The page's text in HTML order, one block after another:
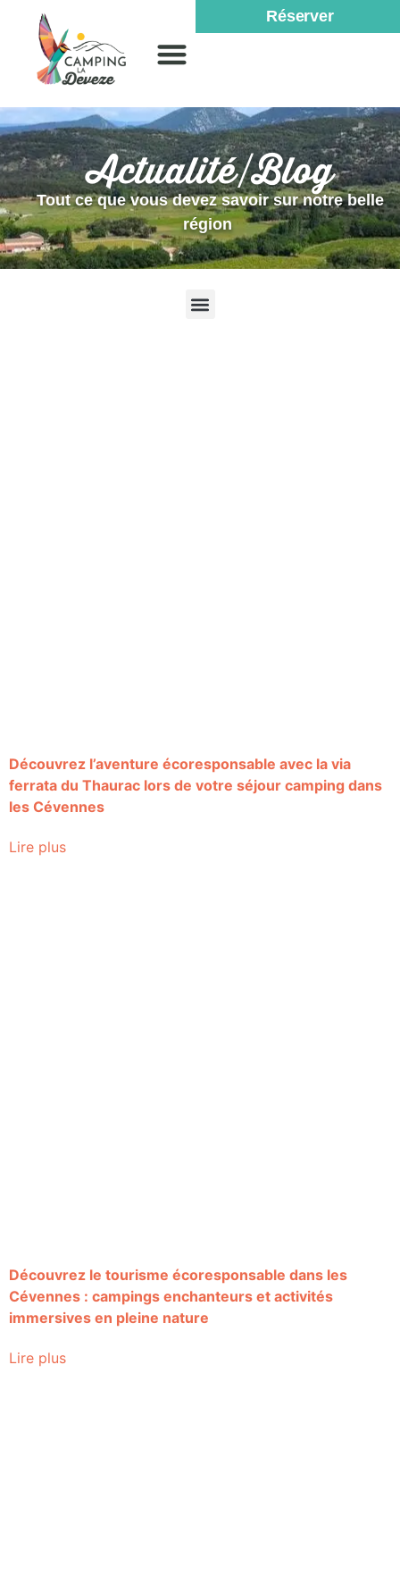
Réserver
Actualité/Blog
Tout ce que vous devez savoir sur notre belle
région
Découvrez l’aventure écoresponsable avec la via
ferrata du Thaurac lors de votre séjour camping dans
les Cévennes
Lire plus
Découvrez le tourisme écoresponsable dans les
Cévennes : campings enchanteurs et activités
immersives en pleine nature
Lire plus